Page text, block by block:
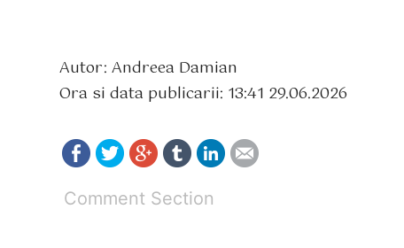
Autor: Andreea Damian
Ora si data publicarii: 13:41 29.06.2026
Comment Section